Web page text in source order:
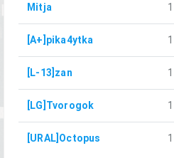
Mitja 1
[A+]pika4ytka 1
[L-13]zan 1
[LG]Tvorogok 1
[URAL]Octopus 1